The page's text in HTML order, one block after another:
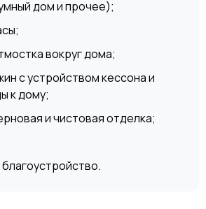
дом и прочее);
вокруг дома;
с устройством кессона и
к дому;
и чистовая отделка;